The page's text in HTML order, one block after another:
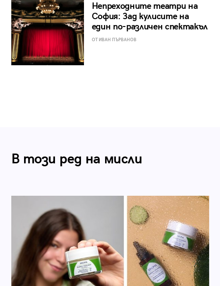
Непреходните театри на
София: Зад кулисите на
един по-различен спектакъл
ОТ ИВАН ПЪРВАНОВ
В този ред на мисли